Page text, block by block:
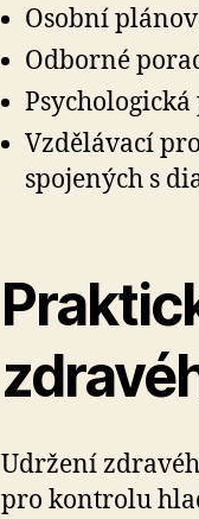
Osobní
Odborné
Vzdělávací
spojených s
Udržení
pro kontrolu